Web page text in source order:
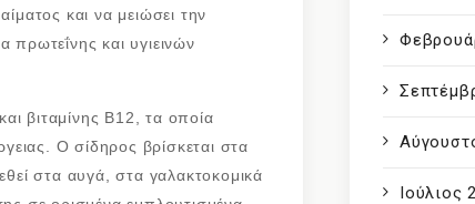
και να μειώσει την
πρωτεΐνης και υγιεινών
βιταμίνης Β12, τα οποία
Ο σίδηρος βρίσκεται στα
στα αυγά, στα γαλακτοκομικά
Ιούλιος